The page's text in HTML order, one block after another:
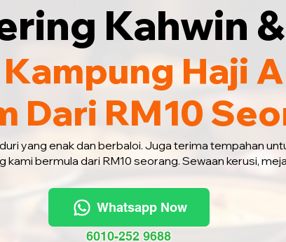
Kahwin
Haji
Dari RM10
yang enak dan berbaloi. Juga terima tempahan
kami bermula dari RM10 seorang. Sewaan kerusi,
Whatsapp Now
6010-252 9688